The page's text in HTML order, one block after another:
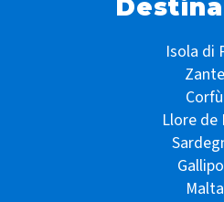
Isola di
Zante
Corfù
Llore de
Malta